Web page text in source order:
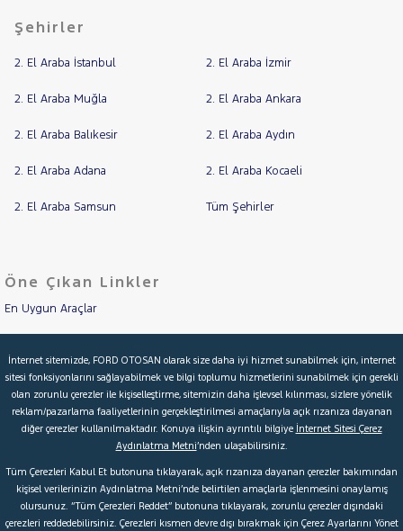
Şehirler
2. El Araba İstanbul 2. El Araba İzmir
2. El Araba Muğla 2. El Araba Ankara
2. El Araba Balıkesir 2. El Araba Aydın
2. El Araba Adana 2. El Araba Kocaeli
2. El Araba Samsun Tüm Şehirler
Öne Çıkan Linkler
En Uygun Araçlar
İkinci El Garanti
Kampanyalar
Kredi Hesaplama & Başvuru
© 2026 Ford Türkiye Ford Kurumsal Hakkımızda
İnternet sitemizde, FORD OTOSAN olarak size daha iyi hizmet sunabilmek için, internet
sitesi fonksiyonlarını sağlayabilmek ve bilgi toplumu hizmetlerini sunabilmek için gerekli
olan zorunlu çerezler ile kişiselleştirme, sitemizin daha işlevsel kılınması, sizlere yönelik
reklam/pazarlama faaliyetlerinin gerçekleştirilmesi amaçlarıyla açık rızanıza dayanan
diğer çerezler kullanılmaktadır. Konuya ilişkin ayrıntılı bilgiye İnternet Sitesi Çerez
Aydınlatma Metni’nden ulaşabilirsiniz.
Tüm Çerezleri Kabul Et butonuna tıklayarak, açık rızanıza dayanan çerezler bakımından
kişisel verilerinizin Aydınlatma Metni’nde belirtilen amaçlarla işlenmesini onaylamış
olursunuz. “Tüm Çerezleri Reddet” butonuna tıklayarak, zorunlu çerezler dışındaki
çerezleri reddedebilirsiniz. Çerezleri kısmen devre dışı bırakmak için Çerez Ayarlarını Yönet